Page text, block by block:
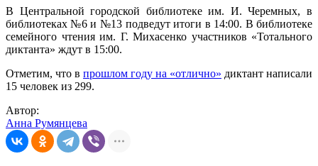
В Центральной городской библиотеке им. И. Черемных, в
библиотеках №6 и №13 подведут итоги в 14:00. В библиотеке
семейного чтения им. Г. Михасенко участников «Тотального
диктанта» ждут в 15:00.
Отметим, что в прошлом году на «отлично» диктант написали
15 человек из 299.
Автор:
Анна Румянцева